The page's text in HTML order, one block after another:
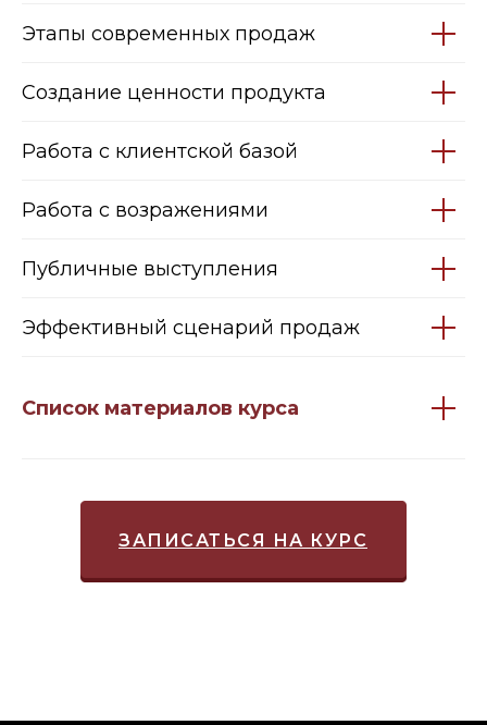
Этапы современных продаж
Создание ценности продукта
Работа с клиентской базой
Работа с возражениями
Публичные выступления
Эффективный сценарий продаж
Список материалов курса
ЗАПИСАТЬСЯ НА КУРС